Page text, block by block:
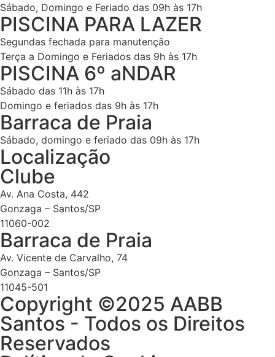
Sábado, Domingo e Feriado das 09h às 17h
PISCINA PARA LAZER
Segundas fechada para manutenção
Terça a Domingo e Feriados das 9h às 17h
PISCINA 6º aNDAR
Sábado das 11h às 17h
Domingo e feriados das 9h às 17h
Barraca de Praia
Sábado, domingo e feriado das 09h às 17h
Localização
Clube
Av. Ana Costa, 442
Gonzaga – Santos/SP
11060-002
Barraca de Praia
Av. Vicente de Carvalho, 74
Gonzaga – Santos/SP
11045-501
Copyright ©2025 AABB
Santos - Todos os Direitos
Reservados